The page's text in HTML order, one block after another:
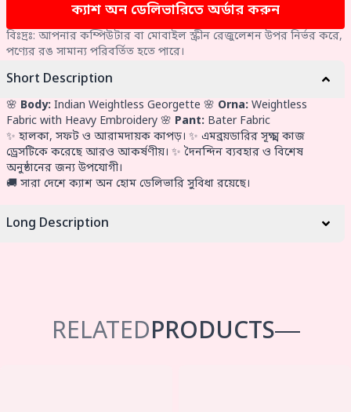
ক্যাশ অন ডেলিভারিতে অর্ডার করুন
বিঃদ্রঃ: আপনার কম্পিউটার বা মোবাইল স্ক্রীন রেজুলেশন উপর নির্ভর করে,
পণ্যের রঙ সামান্য পরিবর্তিত হতে পারে।
Short Description
🌸 Body: Indian Weightless Georgette 🌸 Orna: Weightless
Fabric with Heavy Embroidery 🌸 Pant: Bater Fabric
✨ হালকা, সফট ও আরামদায়ক কাপড়। ✨ এমব্রয়ডারির সূক্ষ্ম কাজ
ড্রেসটিকে করেছে আরও আকর্ষণীয়। ✨ দৈনন্দিন ব্যবহার ও বিশেষ
অনুষ্ঠানের জন্য উপযোগী।
🚚 সারা দেশে ক্যাশ অন হোম ডেলিভারি সুবিধা রয়েছে।
Long Description
RELATEDPRODUCTS